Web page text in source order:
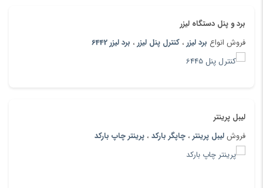
برد و پنل دستگاه لیزر
فروش انواع برد لیزر ، کنترل پنل لیزر ، برد لیزر 6442
لیبل پرینتر
فروشلیبل پرینتر ، چاپگر بارکد ، پرینتر چاپ بارکد